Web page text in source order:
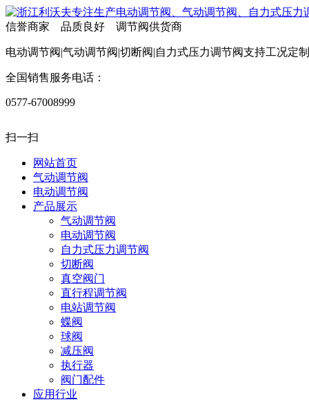
信誉商家 品质良好 调节阀供货商
电动调节阀|气动调节阀|切断阀|自力式压力调节阀支持工况定制
全国销售服务电话：
0577-67008999
扫一扫
网站首页
气动调节阀
电动调节阀
产品展示
气动调节阀
电动调节阀
自力式压力调节阀
切断阀
真空阀门
直行程调节阀
电站调节阀
蝶阀
球阀
减压阀
执行器
阀门配件
应用行业